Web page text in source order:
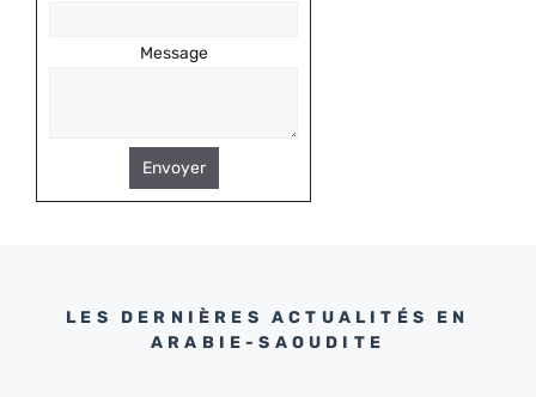
Message
Envoyer
LES DERNIÈRES ACTUALITÉS EN
ARABIE-SAOUDITE